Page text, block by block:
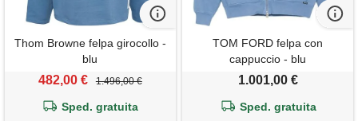
Thom Browne felpa girocollo -
blu
482,00 € 1.496,00 €
Sped. gratuita
TOM FORD felpa con
cappuccio - blu
1.001,00 €
Sped. gratuita